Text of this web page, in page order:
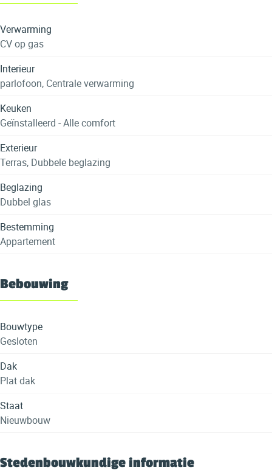
Verwarming
CV op gas
Interieur
parlofoon, Centrale verwarming
Keuken
Geïnstalleerd - Alle comfort
Exterieur
Terras, Dubbele beglazing
Beglazing
Dubbel glas
Bestemming
Appartement
Bebouwing
Bouwtype
Gesloten
Dak
Plat dak
Staat
Nieuwbouw
Stedenbouwkundige informatie